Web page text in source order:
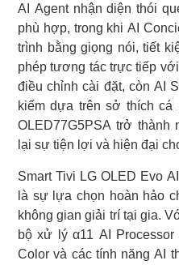
AI Agent nhận diện thói
phù hợp, trong khi AI
trình bằng giọng nói, tiết
phép tương tác trực tiếp
điều chỉnh cài đặt, còn AI
kiếm dựa trên sở thích cá
OLED77G5PSA trở thành
lại sự tiện lợi và hiện đại
Smart Tivi LG OLED Evo
là sự lựa chọn hoàn hảo
không gian giải trí tại gia.
bộ xử lý α11 AI
Color và các tính năng AI